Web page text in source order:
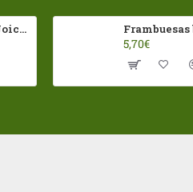
Crackers Keto Xia 60gr Joice Foods ECO
5,70€